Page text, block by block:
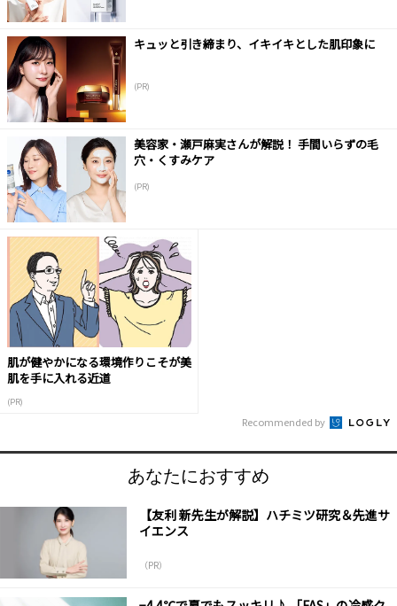
キュッと引き締まり、イキイキとした肌印象に
(PR)
美容家・瀬戸麻実さんが解説！ 手間いらずの毛
穴・くすみケア
(PR)
肌が健やかになる環境作りこそが美
肌を手に入れる近道
(PR)
Recommended by
あなたにおすすめ
【友利 新先生が解説】ハチミツ研究＆先進サ
イエンス
（PR）